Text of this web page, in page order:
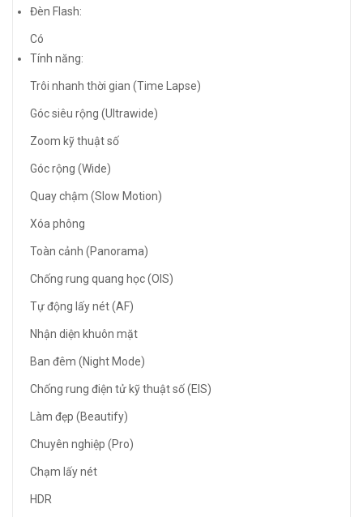
Đèn Flash:
Có
Tính năng:
Trôi nhanh thời gian (Time Lapse)
Góc siêu rộng (Ultrawide)
Zoom kỹ thuật số
Góc rộng (Wide)
Quay chậm (Slow Motion)
Xóa phông
Toàn cảnh (Panorama)
Chống rung quang học (OIS)
Tự động lấy nét (AF)
Nhận diện khuôn mặt
Ban đêm (Night Mode)
Chống rung điện tử kỹ thuật số (EIS)
Làm đẹp (Beautify)
Chuyên nghiệp (Pro)
Chạm lấy nét
HDR